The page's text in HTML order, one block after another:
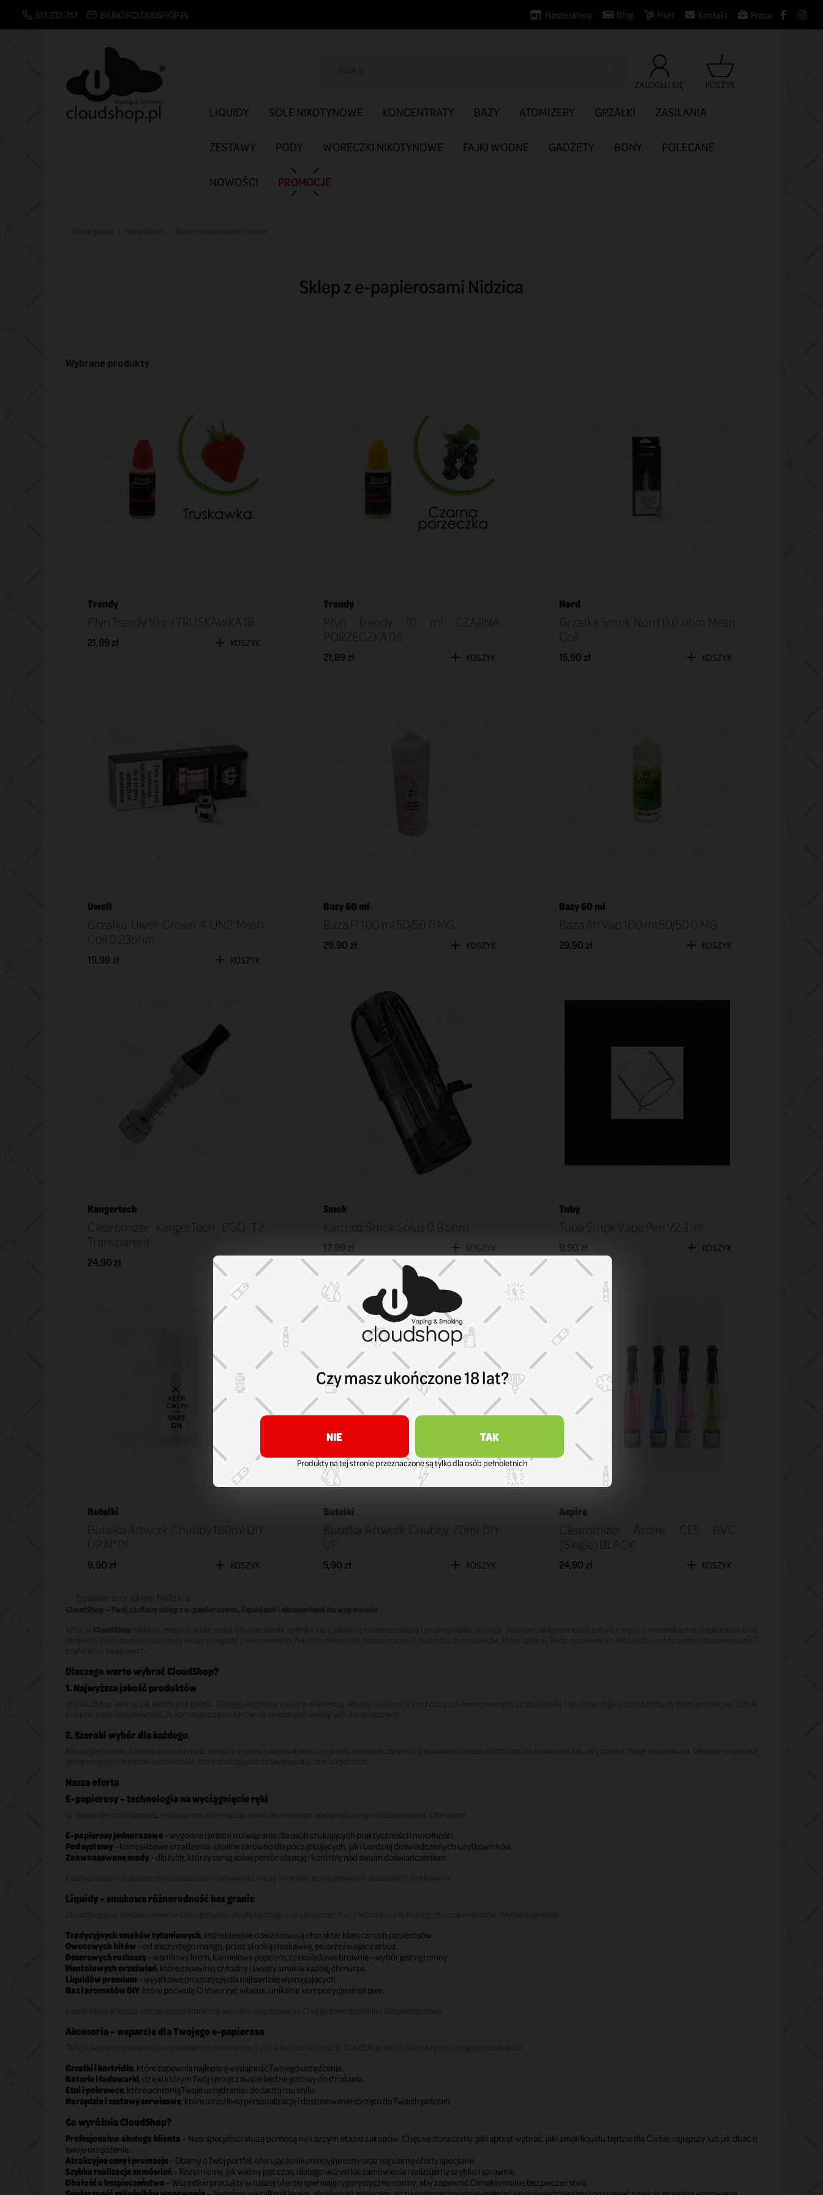
517-333-747 BIURO@CLOUDSHOP.PL Nasze sklepy Blog Hurt Kontakt Praca
ZALOGUJ SIĘ KOSZYK
LIQUIDY SOLE NIKOTYNOWE KONCENTRATY BAZY ATOMIZERY GRZAŁKI ZASILANIA
ZESTAWY PODY WORECZKI NIKOTYNOWE FAJKI WODNE GADŻETY BONY POLECANE
NOWOŚCI PROMOCJE
Sklep z e-papierosami Nidzica
Wybrane produkty
Trendy
Płyn Trendy 10 ml TRUSKAWKA 18
21,89 zł KOSZYK
Trendy
Płyn Trendy 10 ml CZARNA
PORZECZKA 06
21,89 zł KOSZYK
Nord
Grzałka Smok Nord 0,6 ohm Mesh
Coil
15,90 zł KOSZYK
Uwell
Grzałka Uwell Crown 4 UN2 Mesh
Coil 0.23ohm
19,99 zł KOSZYK
Bazy 60 ml
Baza F! 100 ml 50/50 0 MG
29,90 zł KOSZYK
Bazy 60 ml
Baza ArtVap 100 ml 50/50 0 MG
29,90 zł KOSZYK
Kangertech
Clearomizer KangerTech EGO T2
Transparent
24,90 zł
Smok
Kartridż Smok Solus 0,9 ohm
17,99 zł KOSZYK
Tuby
Tuba Smok Vape Pen V2 3 ml
9,90 zł KOSZYK
Butelki
Butelka Artwork Chubby 180ml DIY
UP N°01
9,90 zł KOSZYK
Butelki
Butelka Artwork Chubby 70ml DIY
UP
5,90 zł KOSZYK
Aspire
Clearomizer Aspire CE5 BVC
(Single) BLACK
24,90 zł KOSZYK
Dlaczego warto wybrać CloudShop?
1. Najwyższa jakość produktów
2. Szeroki wybór dla każdego
Nasza oferta
E-papierosy – technologia na wyciągnięcie ręki
E-papierosy jednorazowe – wygodne i proste rozwiązanie dla osób szukających praktyczności i mobilności.
Pod systemy – kompaktowe urządzenia, idealne zarówno dla początkujących, jak i bardziej doświadczonych użytkowników.
Zaawansowane mody – dla tych, którzy cenią sobie personalizację i kontrolę nad swoim doświadczeniem.
Liquidy – smakowa różnorodność bez granic
Tradycyjnych smaków tytoniowych, które idealnie odwzorowują charakter klasycznych papierosów.
Owocowych hitów – od soczystego mango, przez słodką truskawkę, po orzeźwiający arbuz.
Deserowych rozkoszy – waniliowy krem, karmelowy popcorn, czekoladowe brownie – wybór jest ogromny.
Mentolowych orzeźwień, które zapewnią chłodny i świeży smak w każdej chmurze.
Liquidów premium – wyjątkowe propozycje dla najbardziej wymagających.
Baz i aromatów DIY, które pozwolą Ci stworzyć własne, unikalne kompozycje smakowe.
Akcesoria – wsparcie dla Twojego e-papierosa
Grzałki i kartridże, które zapewnią najlepszą wydajność Twojego urządzenia.
Baterie i ładowarki, dzięki którym Twój sprzęt zawsze będzie gotowy do działania.
Etui i pokrowce, które ochronią Twoje urządzenie i dodadzą mu stylu.
Narzędzia i zestawy serwisowe, które umożliwią personalizację i dostosowanie sprzętu do Twoich potrzeb.
Co wyróżnia CloudShop?
Profesjonalna obsługa klienta – Nasi specjaliści służą pomocą na każdym etapie zakupów. Chętnie doradzimy, jaki sprzęt wybrać, jaki smak liquidu będzie dla Ciebie najlepszy lub jak dbać o
swoje urządzenie.
Atrakcyjne ceny i promocje – Dbamy o Twój portfel, oferując konkurencyjne ceny oraz regularne oferty specjalne.
Szybka realizacja zamówień – Rozumiemy, jak ważny jest czas, dlatego wszystkie zamówienia realizujemy szybko i sprawnie.
Dbałość o bezpieczeństwo – Wszystkie produkty w naszej ofercie spełniają rygorystyczne normy, aby zapewnić Ci maksymalne bezpieczeństwo.
Czy masz ukończone 18 lat?
NIE TAK
Produkty na tej stronie przeznaczone są tylko dla osób pełnoletnich